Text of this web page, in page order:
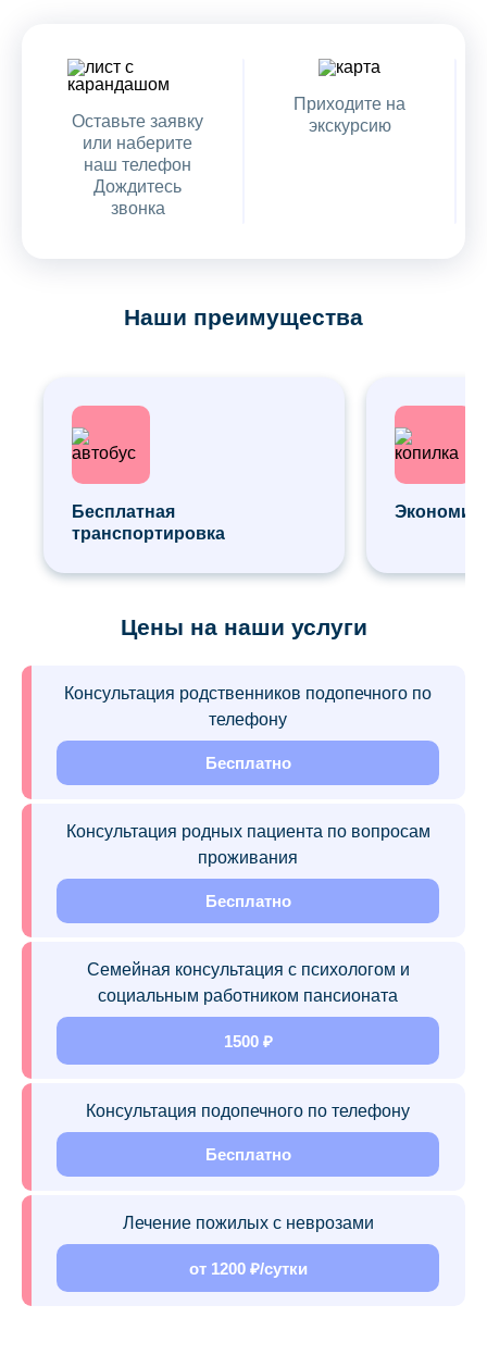
Оставьте заявку
или наберите
наш телефон
Дождитесь
звонка
Приходите на
экскурсию
Наши преимущества
Бесплатная
транспортировка
Экономия
Цены на наши услуги
Консультация родственников подопечного по
телефону
Бесплатно
Консультация родных пациента по вопросам
проживания
Бесплатно
Семейная консультация с психологом и
социальным работником пансионата
1500 ₽
Консультация подопечного по телефону
Бесплатно
Лечение пожилых с неврозами
от 1200 ₽/сутки